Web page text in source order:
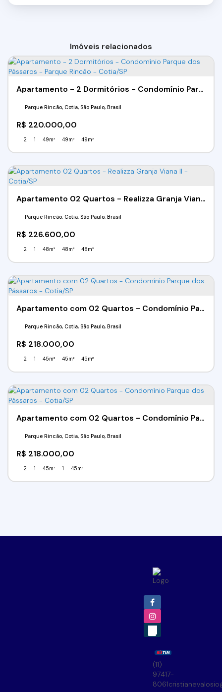
Imóveis relacionados
Apartamento - 2 Dormitórios - Condomínio Parque dos Pássaros - Parque Rincão - Cotia/SP
R$ 220.000,00
Parque Rincão, Cotia, São Paulo, Brasil
2 1 49m² 49m² 49m²
Apartamento 02 Quartos - Realizza Granja Viana II - Cotia/SP
R$ 226.600,00
Parque Rincão, Cotia, São Paulo, Brasil
2 1 48m² 48m² 48m²
Apartamento com 02 Quartos - Condomínio Parque dos Pássaros - Cotia/SP
R$ 218.000,00
Parque Rincão, Cotia, São Paulo, Brasil
2 1 45m² 45m² 45m²
Apartamento com 02 Quartos - Condomínio Parque dos Pássaros - Cotia/SP
R$ 218.000,00
Parque Rincão, Cotia, São Paulo, Brasil
2 1 45m² 1 45m²
(11)
97417-
8061